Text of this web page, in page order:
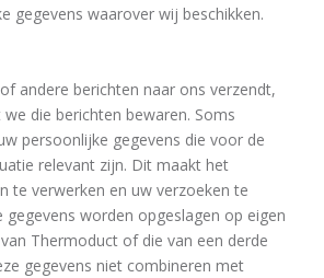
gegevens waarover wij beschikken.
andere berichten naar ons verzendt,
die berichten bewaren. Soms
persoonlijke gegevens die voor de
relevant zijn. Dit maakt het
te verwerken en uw verzoeken te
worden opgeslagen op eigen
Thermoduct of die van een derde
gegevens niet combineren met